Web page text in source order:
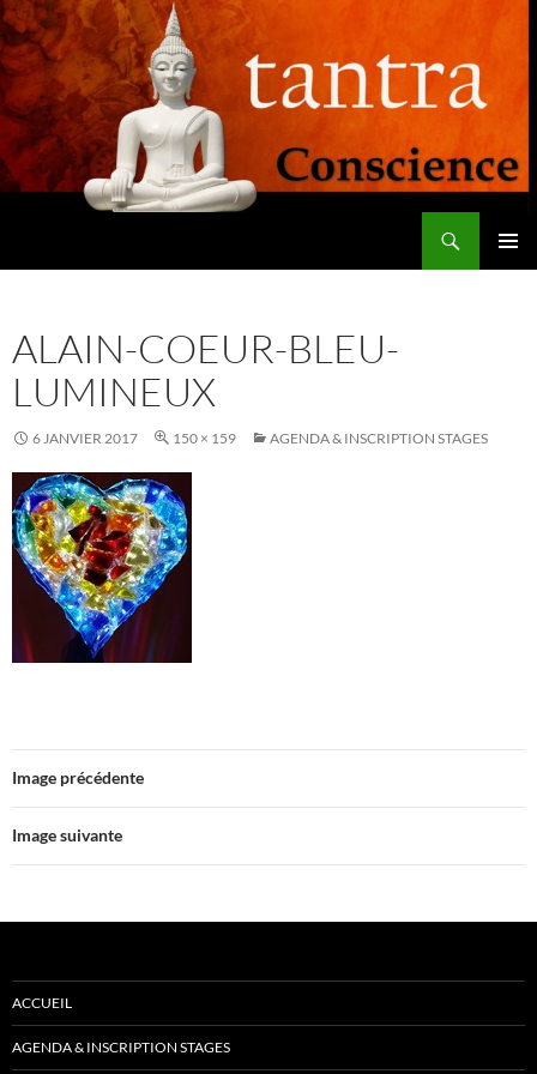
Aller
au
contenu
ALAIN-COEUR-BLEU-
LUMINEUX
6 JANVIER 2017 150 × 159 AGENDA & INSCRIPTION STAGES
Image précédente
Image suivante
ACCUEIL
AGENDA & INSCRIPTION STAGES